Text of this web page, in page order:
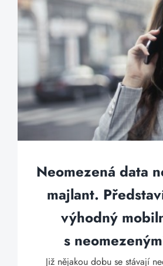
Neomezená data
majlant.
výhodný
s
Již nějakou dobu se stávají